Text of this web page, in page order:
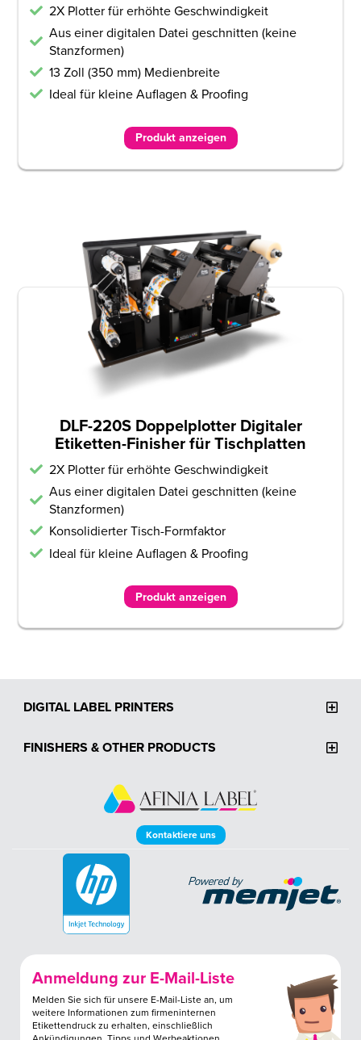
2X Plotter für erhöhte Geschwindigkeit
Aus einer digitalen Datei geschnitten (keine
Stanzformen)
13 Zoll (350 mm) Medienbreite
Ideal für kleine Auflagen & Proofing
Produkt anzeigen
DLF-220S Doppelplotter Digitaler
Etiketten-Finisher für Tischplatten
2X Plotter für erhöhte Geschwindigkeit
Aus einer digitalen Datei geschnitten (keine
Stanzformen)
Konsolidierter Tisch-Formfaktor
Ideal für kleine Auflagen & Proofing
Produkt anzeigen
DIGITAL LABEL PRINTERS
FINISHERS & OTHER PRODUCTS
Kontaktiere uns
Anmeldung zur E-Mail-Liste
Melden Sie sich für unsere E-Mail-Liste an, um
weitere Informationen zum firmeninternen
Etikettendruck zu erhalten, einschließlich